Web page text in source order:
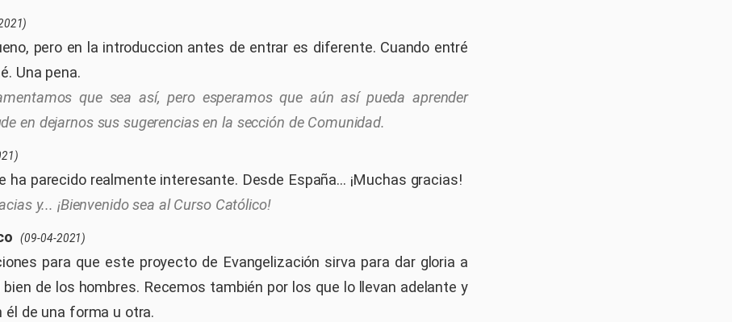
pero en la introduccion antes de entrar es diferente. Cuando entré
Una pena.
que sea así, pero esperamos que aún así pueda aprender
en dejarnos sus sugerencias en la sección de Comunidad.
ha parecido realmente interesante. Desde España... ¡Muchas gracias!
y... ¡Bienvenido sea al Curso Católico!
(09-04-2021)
para que este proyecto de Evangelización sirva para dar gloria a
bien de los hombres. Recemos también por los que lo llevan adelante y
él de una forma u otra.